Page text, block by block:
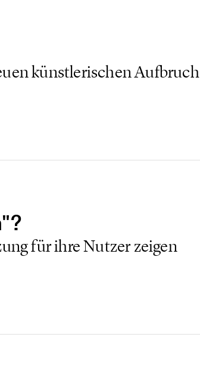
künstlerischen Aufbruch
für ihre Nutzer zeigen